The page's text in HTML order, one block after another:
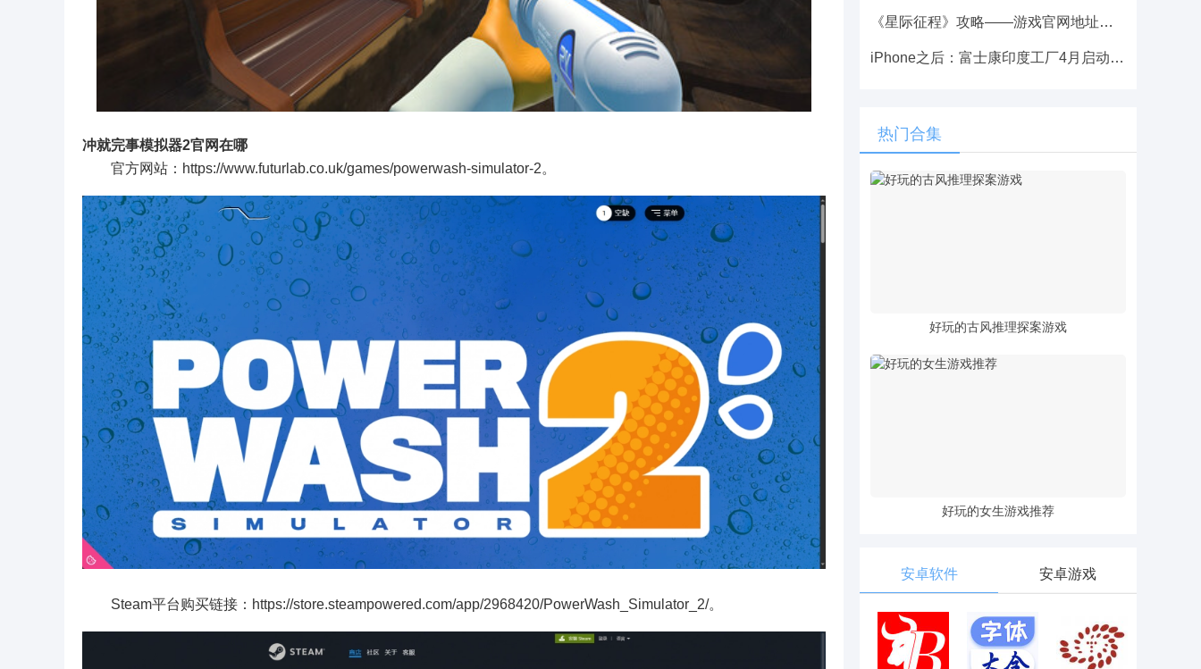
冲就完事模拟器2官网在哪
官方网站：https://www.futurlab.co.uk/games/powerwash-simulator-2。
Steam平台购买链接：https://store.steampowered.com/app/2968420/PowerWash_Simulator_2/。
《星际征程》攻略——游戏官网地址介绍
iPhone之后：富士康印度工厂4月启动AirPods生产
热门合集
好玩的古风推理探案游戏
好玩的女生游戏推荐
安卓软件 安卓游戏